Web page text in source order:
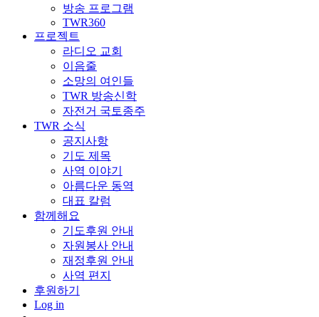
방송 프로그램
TWR360
프로젝트
라디오 교회
이음줄
소망의 여인들
TWR 방송신학
자전거 국토종주
TWR 소식
공지사항
기도 제목
사역 이야기
아름다운 동역
대표 칼럼
함께해요
기도후원 안내
자원봉사 안내
재정후원 안내
사역 편지
후원하기
Log in